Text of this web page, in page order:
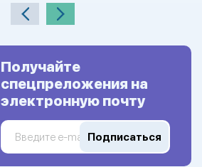
Получайте
спецпреложения на
электронную почту
Подписаться